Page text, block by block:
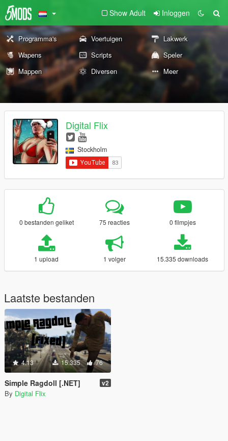
Show Adult Inloggen
Programma's Voertuigen
Lakwerk
Wapens
Scripts
Speler
Mappen
Diversen Meer
Digital Flix
Stockholm
0 bestanden geliket 75 reacties 0 filmpjes
1 upload 1 volger 15.335 downloads
Laatste bestanden
4.13 15.335 76
Simple Ragdoll [.NET] v2
By Digital Flix